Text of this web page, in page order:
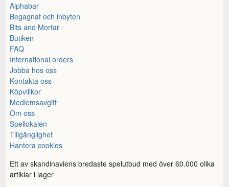
Alphabar
Begagnat och inbyten
Bits and Mortar
Butiken
FAQ
International orders
Jobba hos oss
Kontakta oss
Köpvillkor
Medlemsavgift
Om oss
Spellokalen
Tillgänglighet
Hantera cookies
Ett av skandinaviens bredaste spelutbud med över 60.000 olika
artiklar i lager